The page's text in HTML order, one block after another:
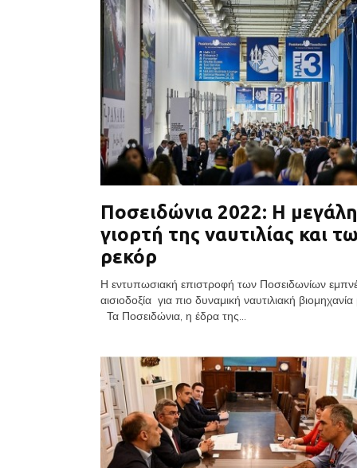
Ποσειδώνια 2022: Η μεγάλη
γιορτή της ναυτιλίας και
ρεκόρ
Η εντυπωσιακή επιστροφή των Ποσειδωνίων
αισιοδοξία για πιο δυναμική ναυτιλιακή βιομηχανία
Τα Ποσειδώνια, η έδρα της...